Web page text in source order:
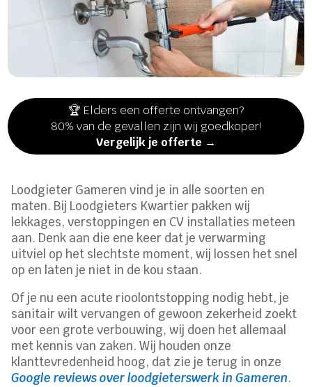
🏆 Elders een offerte ontvangen?
80% van de gevallen zijn wij goedkoper!
Vergelijk je offerte →
Loodgieter Gameren vind je in alle soorten en
maten. Bij Loodgieters Kwartier pakken wij
lekkages, verstoppingen en CV installaties meteen
aan. Denk aan die ene keer dat je verwarming
uitviel op het slechtste moment, wij lossen het snel
op en laten je niet in de kou staan.
Of je nu een acute rioolontstopping nodig hebt, je
sanitair wilt vervangen of gewoon zekerheid zoekt
voor een grote verbouwing, wij doen het allemaal
met kennis van zaken. Wij houden onze
klanttevredenheid hoog, dat zie je terug in onze
Google reviews over loodgieterswerk in Gameren.